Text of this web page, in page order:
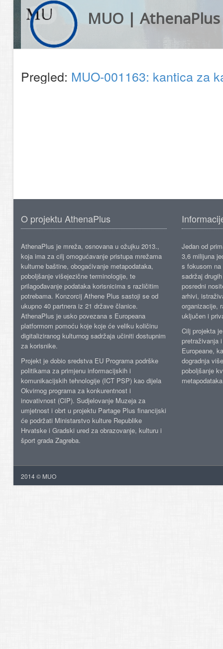
MUO | AthenaPlus
Pregled: MUO-001163: kantica za
O projektu AthenaPlus
AthenaPlus je mreža, osnovana u ožujku 2013.,
koja ima za cilj omogućavanje pristupa mrežama
kulturne baštine, obogaćivanje metapodataka,
poboljšanje višejezične terminologije, te
prilagođavanje podataka korisnicima s različitim
potrebama. Konzorcij Athene Plus sastoji se od
ukupno 40 partnera iz 21 države članice.
AthenaPlus je usko povezana s Europeana
platformom pomoću koje koje će veliku količinu
digitaliziranog kulturnog sadržaja učiniti dostupnim
za korisnike.
Projekt je dobio sredstva EU Programa podrške
politikama za primjenu informacijskih i
komunikacijskih tehnologije (ICT PSP) kao dijela
Okvirnog programa za konkurentnost i
inovativnost (CIP). Sudjelovanje Muzeja za
umjetnost i obrt u projektu Partage Plus financijski
će podržati Ministarstvo kulture Republike
Hrvatske i Gradski ured za obrazovanje, kulturu i
šport grada Zagreba.
Jedan od
3,6 milijuna
s fokusom
sadržaj
posredni
arhivi,
organizacije,
uključen i
Cilj projekta
pretraživanja
Europeane,
dogradnja
poboljšanje
2014 © MUO